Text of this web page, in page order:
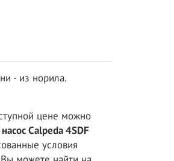
- из норила.
цене можно
Calpeda 4SDF
условия